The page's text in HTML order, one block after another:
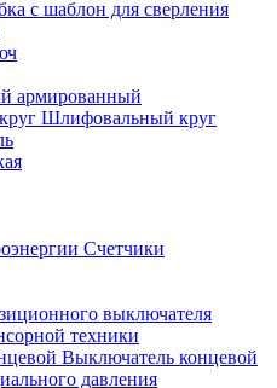
с шаблон для сверления
армированный
Шлифовальный круг
Счетчики
выключателя
техники
Выключатель концевой
давления